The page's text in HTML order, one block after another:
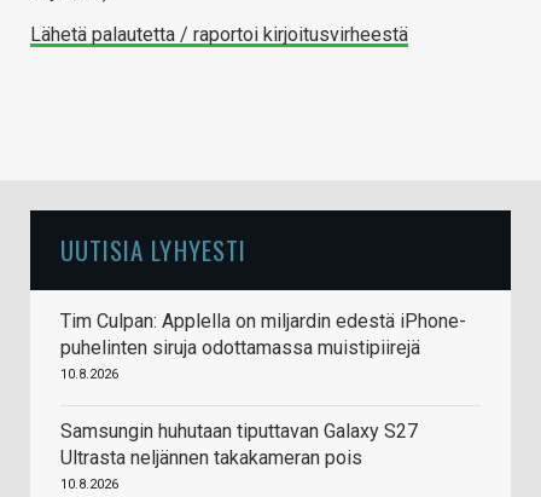
Lähetä palautetta / raportoi kirjoitusvirheestä
UUTISIA LYHYESTI
Tim Culpan: Applella on miljardin edestä iPhone-
puhelinten siruja odottamassa muistipiirejä
10.8.2026
Samsungin huhutaan tiputtavan Galaxy S27
Ultrasta neljännen takakameran pois
10.8.2026